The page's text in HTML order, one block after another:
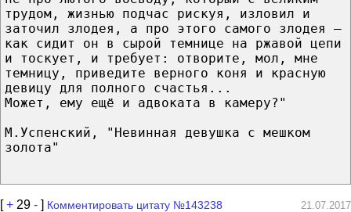
трудом, жизнью подчас рискуя, изловил и
заточил злодея, а про этого самого злодея —
как сидит он в сырой темнице на ржавой цепи
и тоскует, и требует: отворите, мол, мне
темницу, приведите верного коня и красную
девицу для полного счастья...
Может, ему ещё и адвоката в камеру?"
М.Успенский, "Невинная девушка с мешком
золота"
[+ 29 - ] Комментировать цитату №143238 21.07.2017